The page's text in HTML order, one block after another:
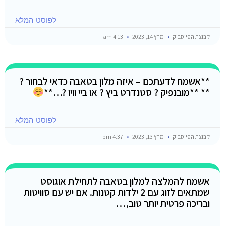
לפוסט המלא
קבוצת הפייסבוק מרץ 14, 2023
**אשמח לדעתכם – איזה מלון בטאבה כדאי לבחור ?
** **מובנפיק ? סטנדרט ביץ ? או ביי וויו ?…**
לפוסט המלא
קבוצת הפייסבוק מרץ 13, 2023
אשמח להמלצה למלון בטאבה לתחילת אוגוסט
שמתאים לזוג עם 2 ילדות קטנות. אם יש עם סוויטות
ובריכה פרטית יותר טוב,…